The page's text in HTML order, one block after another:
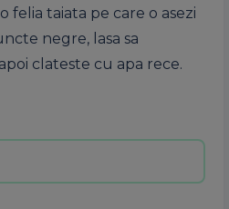
felia taiata pe care o asezi
negre, lasa sa
clateste cu apa rece.